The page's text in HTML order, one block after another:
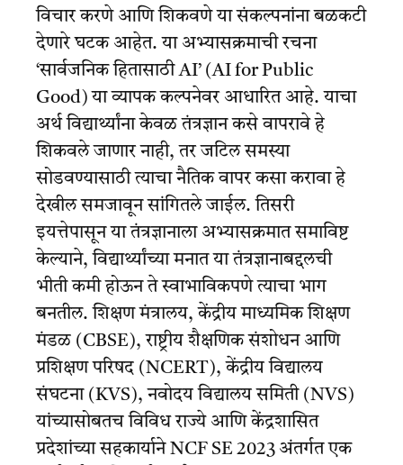
विचार करणे आणि शिकवणे या संकल्पनांना बळकटी
देणारे घटक आहेत. या अभ्यासक्रमाची रचना
‘सार्वजनिक हितासाठी AI’ (AI for Public
Good) या व्यापक कल्पनेवर आधारित आहे. याचा
अर्थ विद्यार्थ्यांना केवळ तंत्रज्ञान कसे वापरावे हे
शिकवले जाणार नाही, तर जटिल समस्या
सोडवण्यासाठी त्याचा नैतिक वापर कसा करावा हे
देखील समजावून सांगितले जाईल. तिसरी
इयत्तेपासून या तंत्रज्ञानाला अभ्यासक्रमात समाविष्ट
केल्याने, विद्यार्थ्यांच्या मनात या तंत्रज्ञानाबद्दलची
भीती कमी होऊन ते स्वाभाविकपणे त्याचा भाग
बनतील. शिक्षण मंत्रालय, केंद्रीय माध्यमिक शिक्षण
मंडळ (CBSE), राष्ट्रीय शैक्षणिक संशोधन आणि
प्रशिक्षण परिषद (NCERT), केंद्रीय विद्यालय
संघटना (KVS), नवोदय विद्यालय समिती (NVS)
यांच्यासोबतच विविध राज्ये आणि केंद्रशासित
प्रदेशांच्या सहकार्याने NCF SE 2023 अंतर्गत एक